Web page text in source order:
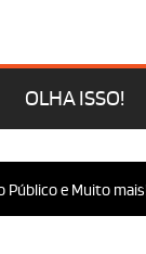
OLHA ISSO!
Muito mais! •